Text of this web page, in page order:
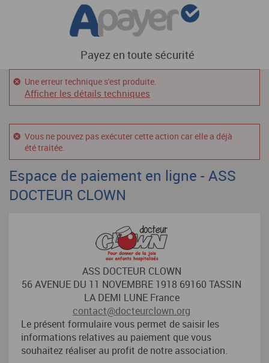
Payez en toute sécurité
Une erreur technique s'est produite.
Afficher les détails techniques
Vous ne pouvez pas exécuter cette action car elle a déjà
été traitée.
Espace de paiement en ligne - ASS
DOCTEUR CLOWN
ASS DOCTEUR CLOWN
56 AVENUE DU 11 NOVEMBRE 1918 69160 TASSIN
LA DEMI LUNE France
contact@docteurclown.org
Le présent formulaire vous permet de saisir les
informations relatives au paiement que vous
souhaitez réaliser au profit de notre association.